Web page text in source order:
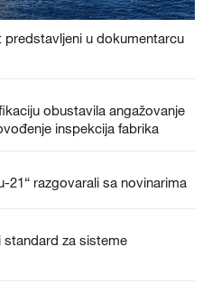
predstavljeni u dokumentarcu
obustavila angažovanje
inspekcija fabrika
21“ razgovarali sa novinarima
standard za sisteme